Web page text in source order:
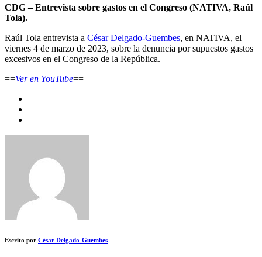
CDG – Entrevista sobre gastos en el Congreso (NATIVA, Raúl
Tola).
Raúl Tola entrevista a César Delgado-Guembes, en NATIVA, el
viernes 4 de marzo de 2023, sobre la denuncia por supuestos gastos
excesivos en el Congreso de la República.
==Ver en YouTube==
Escrito por César Delgado-Guembes